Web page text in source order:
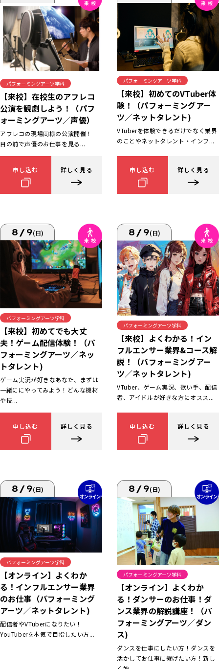
パフォーミングアーツ学科
【来校】在校生のアフレコ
公演を観劇しよう！（パフ
ォーミングアーツ／声優）
アフレコの現場同様の公演開催！
目の前で声優のお仕事を見る...
申し込む 詳しく見る
パフォーミングアーツ学科
【来校】初めてのVTuber体
験！（パフォーミングアー
ツ／ネットタレント)
VTuberを体験できるだけでなく業界
のことやネットタレント・インフ...
申し込む 詳しく見る
8/9(日)
パフォーミングアーツ学科
【来校】初めてでも大丈
夫！ゲーム配信体験！（パ
フォーミングアーツ／ネッ
トタレント)
ゲーム実況が好きなあなた、まずは
一緒ににやってみよう！どんな機材
や技...
申し込む 詳しく見る
8/9(日)
パフォーミングアーツ学科
【来校】よくわかる！イン
フルエンサー業界&コース解
説！（パフォーミングアー
ツ／ネットタレント)
VTuber、ゲーム実況、歌い手、配信
者、アイドルが好きな方にオスス...
申し込む 詳しく見る
8/9(日)
パフォーミングアーツ学科
【オンライン】よくわか
る！インフルエンサー業界
のお仕事（パフォーミング
アーツ／ネットタレント)
配信者やVTuberになりたい！
YouTuberを本気で目指したい方...
8/9(日)
パフォーミングアーツ学科
【オンライン】よくわか
る！ダンサーのお仕事！ダ
ンス業界の解説講座！（パ
フォーミングアーツ／ダン
ス)
ダンスを仕事にしたい方！ダンスを
活かしてお仕事に繋げたい方！新し